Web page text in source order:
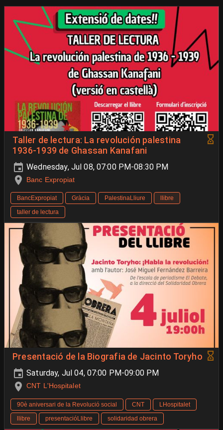
Taller de lectura: La revolución palestina
1936-1939 de Ghassan Kanafani
Wednesday, Jul 08, 07:00 PM-08:30 PM
Banc Expropiat
BancExpropiat Gràcia PalestinaLliure
llibre
taller de lectura
Presentació de la Biografia de Jacinto Toryho
Saturday, Jul 04, 07:00 PM-09:00 PM
CNT L'Hospitalet
90è aniversari de la Revolució social CNT
LHospitalet
llibre
presentacióLlibre solidaridad obrera